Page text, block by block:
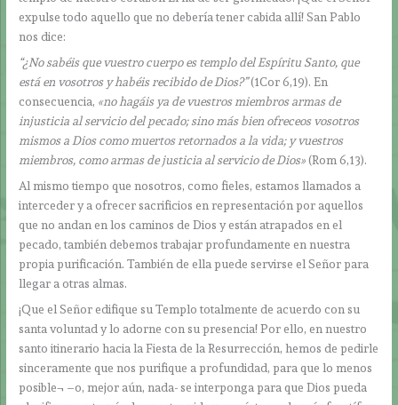
expulse todo aquello que no debería tener cabida allí! San Pablo
nos dice:
“¿No sabéis que vuestro cuerpo es templo del Espíritu Santo, que
está en vosotros y habéis recibido de Dios?”(1Cor 6,19). En
consecuencia, «no hagáis ya de vuestros miembros armas de
injusticia al servicio del pecado; sino más bien ofreceos vosotros
mismos a Dios como muertos retornados a la vida; y vuestros
miembros, como armas de justicia al servicio de Dios»(Rom 6,13).
Al mismo tiempo que nosotros, como fieles, estamos llamados a
interceder y a ofrecer sacrificios en representación por aquellos
que no andan en los caminos de Dios y están atrapados en el
pecado, también debemos trabajar profundamente en nuestra
propia purificación. También de ella puede servirse el Señor para
llegar a otras almas.
¡Que el Señor edifique su Templo totalmente de acuerdo con su
santa voluntad y lo adorne con su presencia! Por ello, en nuestro
santo itinerario hacia la Fiesta de la Resurrección, hemos de pedirle
sinceramente que nos purifique a profundidad, para que lo menos
posible¬ –o, mejor aún, nada- se interponga para que Dios pueda